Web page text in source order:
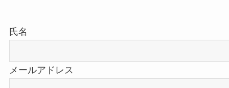
氏名
メールアドレス